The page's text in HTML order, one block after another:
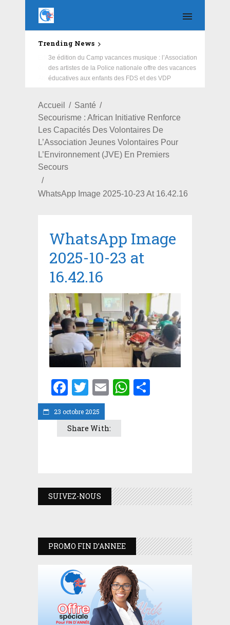
Trending News
Education : la fédération de la Russie rénove les
écoles primaire et collège du Camp Général
Aboubacar Sangoulé Lamizana
Accueil
Santé
Secourisme : African Initiative Renforce
Les Capacités Des Volontaires De
L’Association Jeunes Volontaires Pour
L’Environnement (JVE) En Premiers
Secours
WhatsApp Image 2025-10-23 At 16.42.16
23 octobre 2025
WhatsApp Image
2025-10-23 at
16.42.16
Facebook
Twitter
EmailWhatsApp
Share With:
SUIVEZ-NOUS
PROMO FIN D’ANNEE